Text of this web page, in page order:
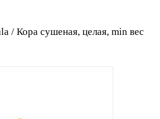
/ Кора сушеная, целая, min вес